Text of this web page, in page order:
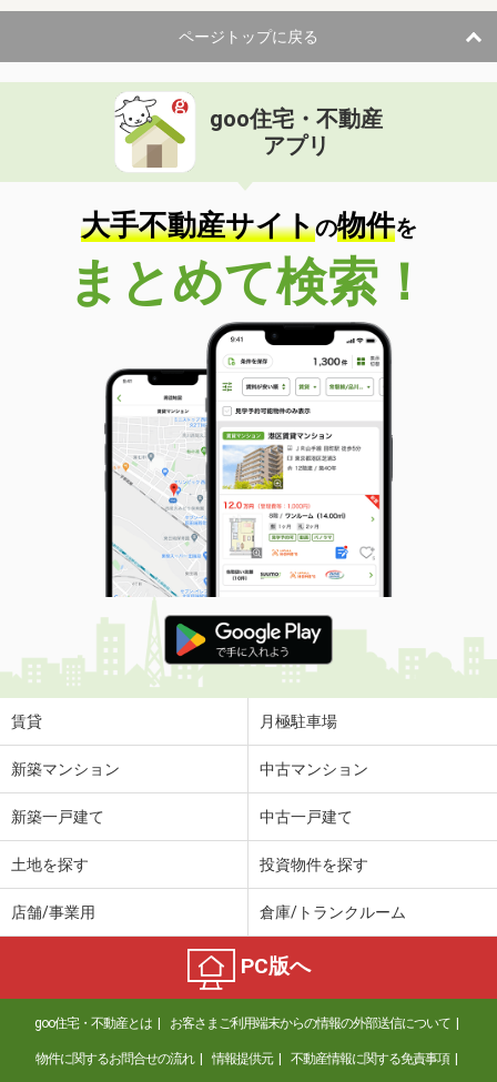
ページトップに戻る
goo住宅・不動産
アプリ
大手不動産サイトの物件を
まとめて検索！
賃貸 月極駐車場
新築マンション 中古マンション
新築一戸建て 中古一戸建て
土地を探す 投資物件を探す
店舗/事業用 倉庫/トランクルーム
PC版へ
goo住宅・不動産とは お客さまご利用端末からの情報の外部送信について
物件に関するお問合せの流れ 情報提供元 不動産情報に関する免責事項